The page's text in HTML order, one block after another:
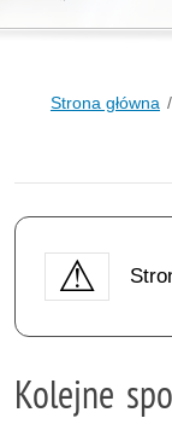
Strona główna
Kolejne